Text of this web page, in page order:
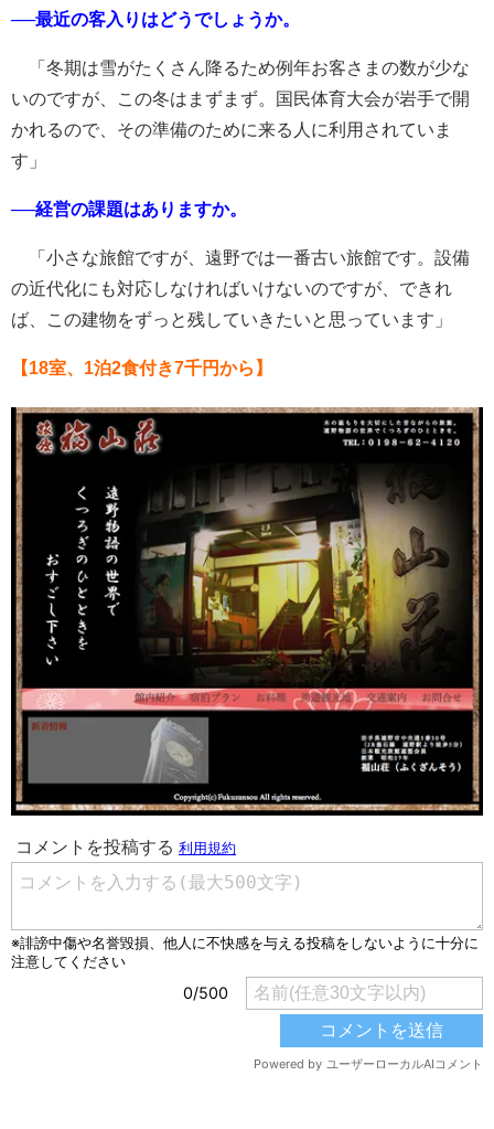
──最近の客入りはどうでしょうか。
「冬期は雪がたくさん降るため例年お客さまの数が少な
いのですが、この冬はまずまず。国民体育大会が岩手で開
かれるので、その準備のために来る人に利用されていま
す」
──経営の課題はありますか。
「小さな旅館ですが、遠野では一番古い旅館です。設備
の近代化にも対応しなければいけないのですが、できれ
ば、この建物をずっと残していきたいと思っています」
【18室、1泊2食付き7千円から】